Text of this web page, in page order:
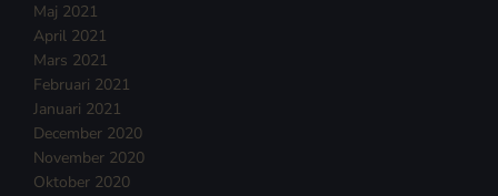
Maj 2021
April 2021
Mars 2021
Februari 2021
Januari 2021
December 2020
November 2020
Oktober 2020